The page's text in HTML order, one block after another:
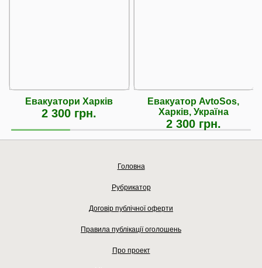
Евакуатори Харків
2 300 грн.
Евакуатор AvtoSos,
Харків, Україна
2 300 грн.
Головна
Рубрикатор
Договір публічної оферти
Правила публікації оголошень
Про проект